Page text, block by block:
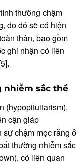
thường chậm
do đó sẽ có hiện
thân, bao gồm
ghi nhận có liên
nhiễm sắc thể
(hypopituitarism),
cận giáp
chậm mọc răng ở
thường nhiễm sắc
có liên quan